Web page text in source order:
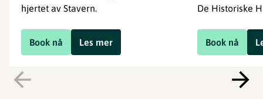
hjertet av Stavern.
Book nå Les mer
De Historiske
Book nå